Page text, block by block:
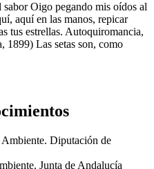
Oigo pegando mis oídos al
aquí en las manos, repicar
tus estrellas. Autoquiromancia,
1899) Las setas son, como
Diputación de
Junta de Andalucía